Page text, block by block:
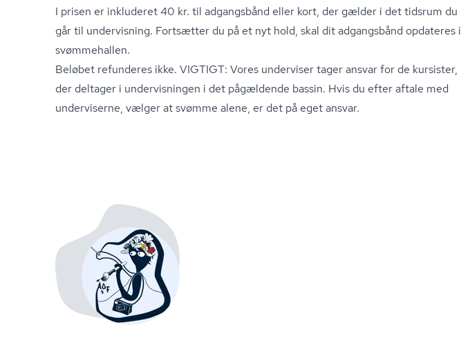
I prisen er inkluderet 40 kr. til adgangsbånd eller kort, der gælder i det tidsrum du
går til undervisning. Fortsætter du på et nyt hold, skal dit adgangsbånd opdateres i
svømmehallen.
Beløbet refunderes ikke. VIGTIGT: Vores underviser tager ansvar for de kursister,
der deltager i undervisningen i det pågældende bassin. Hvis du efter aftale med
underviserne, vælger at svømme alene, er det på eget ansvar.